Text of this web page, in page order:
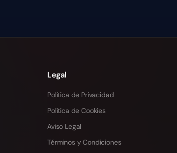
Legal
Política de Privacidad
Política de Cookies
Aviso Legal
Términos y Condiciones